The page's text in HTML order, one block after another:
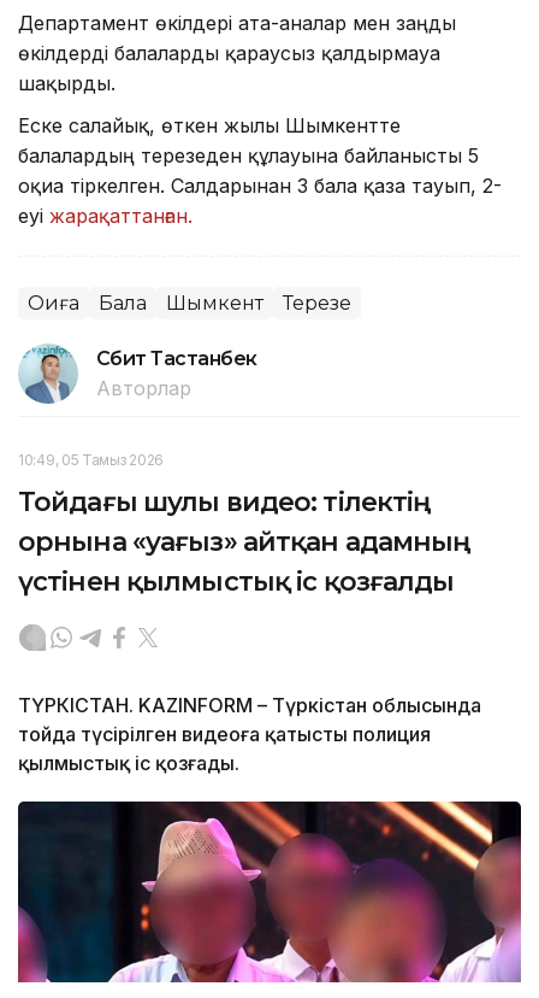
Департамент өкілдері ата-аналар мен заңды
өкілдерді балаларды қараусыз қалдырмауға
шақырды.
Еске салайық, өткен жылы Шымкентте
балалардың терезеден құлауына байланысты 5
оқиға тіркелген. Салдарынан 3 бала қаза тауып, 2-
еуі жарақаттанған.
Оқиға Бала Шымкент Терезе
Сәбит Тастанбек
Авторлар
10:49, 05 Тамыз 2026
Тойдағы шулы видео: тілектің
орнына «уағыз» айтқан адамның
үстінен қылмыстық іс қозғалды
ТҮРКІСТАН. KAZINFORM – Түркістан облысында
тойда түсірілген видеоға қатысты полиция
қылмыстық іс қозғады.